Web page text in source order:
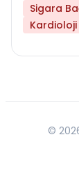
Sigara
Kardioloji
©